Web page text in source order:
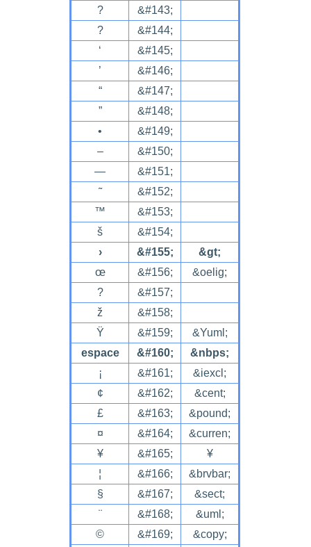
?
&#143;
?
&#144;
‘
&#145;
’
&#146;
“
&#147;
”
&#148;
•
&#149;
–
&#150;
—
&#151;
˜
&#152;
™
&#153;
š
&#154;
›
&#155;
&gt;
œ
&#156;
&oelig;
?
&#157;
ž
&#158;
Ÿ
&#159;
&Yuml;
espace
&#160;
&nbps;
¡
&#161;
&iexcl;
¢
&#162;
&cent;
£
&#163;
&pound;
¤
&#164;
&curren;
¥
&#165;
¥
¦
&#166;
&brvbar;
§
&#167;
&sect;
¨
&#168;
&uml;
©
&#169; &copy;